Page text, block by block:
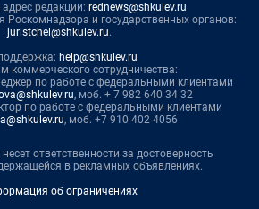
редакции: rednews@shkulev.ru
Роскомнадзора и государственных органов:
juristchel@shkulev.ru.
help@shkulev.ru
коммерческого сотрудничества:
по работе с федеральными клиентами
, моб. + 7 982 640 34 32
по работе с федеральными клиентами
, моб. +7 910 402 4056
ответственности за достоверность
в рекламных объявлениях.
об ограничениях